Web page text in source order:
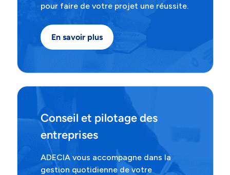
pour faire de votre projet une réussite.
En savoir plus
Conseil et pilotage des
entreprises
ADECIA vous accompagne dans la
gestion quotidienne de votre